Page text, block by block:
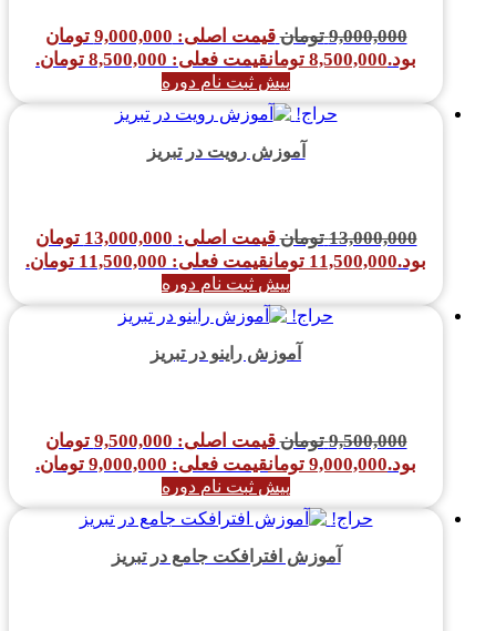
9,000,000 تومان
قیمت اصلی: 9,000,000 تومان
بود.8,500,000 تومانقیمت فعلی: 8,500,000 تومان.
پیش ثبت نام دوره
حراج!
آموزش رویت در تبریز
13,000,000 تومان
قیمت اصلی: 13,000,000 تومان
بود.11,500,000 تومانقیمت فعلی: 11,500,000 تومان.
پیش ثبت نام دوره
حراج!
آموزش راینو در تبریز
9,500,000 تومان
قیمت اصلی: 9,500,000 تومان
بود.9,000,000 تومانقیمت فعلی: 9,000,000 تومان.
پیش ثبت نام دوره
حراج!
آموزش افترافکت جامع در تبریز